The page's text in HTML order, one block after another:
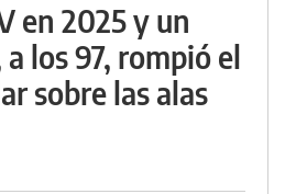
en 2025 y un
los 97, rompió el
sobre las alas